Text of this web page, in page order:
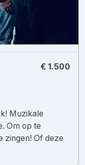
€ 1.500
Muzikale
Om op te
zingen! Of deze